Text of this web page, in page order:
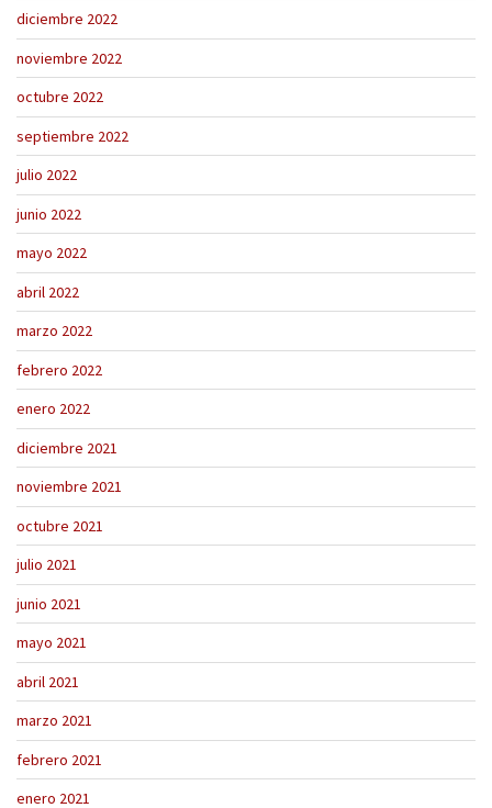
diciembre 2022
noviembre 2022
octubre 2022
septiembre 2022
julio 2022
junio 2022
mayo 2022
abril 2022
marzo 2022
febrero 2022
enero 2022
diciembre 2021
noviembre 2021
octubre 2021
julio 2021
junio 2021
mayo 2021
abril 2021
marzo 2021
febrero 2021
enero 2021